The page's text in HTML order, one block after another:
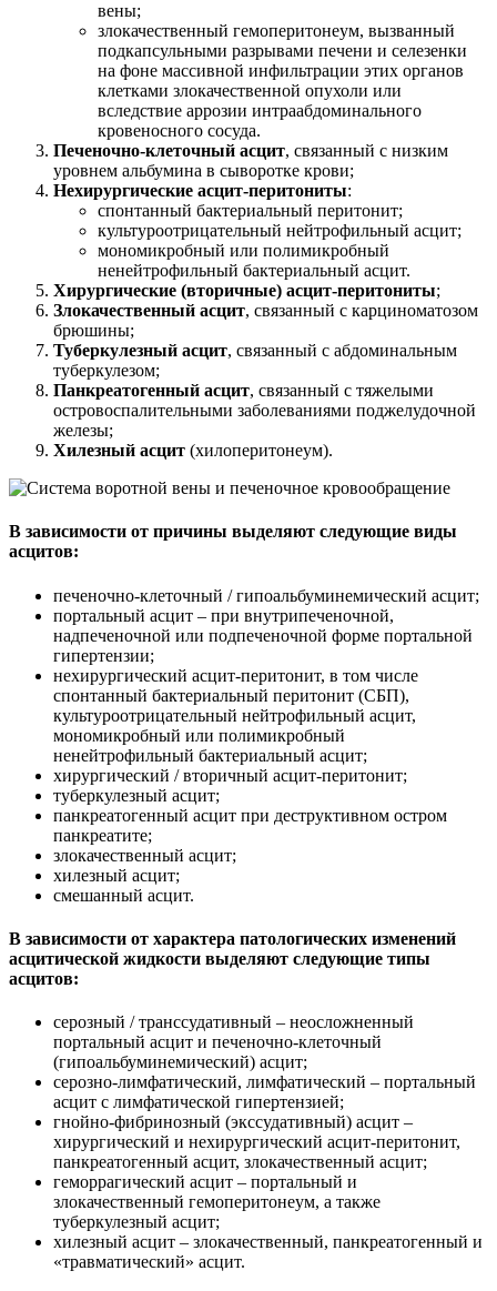
вены;
злокачественный гемоперитонеум, вызванный
подкапсульными разрывами печени и селезенки
на фоне массивной инфильтрации этих органов
клетками злокачественной опухоли или
вследствие аррозии интраабдоминального
кровеносного сосуда.
Печеночно-клеточный асцит, связанный с низким
уровнем альбумина в сыворотке крови;
Нехирургические асцит-перитониты:
спонтанный бактериальный перитонит;
культуроотрицательный нейтрофильный асцит;
мономикробный или полимикробный
ненейтрофильный бактериальный асцит.
Хирургические (вторичные) асцит-перитониты;
Злокачественный асцит, связанный с карциноматозом
брюшины;
Туберкулезный асцит, связанный с абдоминальным
туберкулезом;
Панкреатогенный асцит, связанный с тяжелыми
островоспалительными заболеваниями поджелудочной
железы;
Хилезный асцит (хилоперитонеум).
В зависимости от причины выделяют следующие виды
асцитов:
печеночно-клеточный / гипоальбуминемический асцит;
портальный асцит – при внутрипеченочной,
надпеченочной или подпеченочной форме портальной
гипертензии;
нехирургический асцит-перитонит, в том числе
спонтанный бактериальный перитонит (СБП),
культуроотрицательный нейтрофильный асцит,
мономикробный или полимикробный
ненейтрофильный бактериальный асцит;
хирургический / вторичный асцит-перитонит;
туберкулезный асцит;
панкреатогенный асцит при деструктивном остром
панкреатите;
злокачественный асцит;
хилезный асцит;
смешанный асцит.
В зависимости от характера патологических изменений
асцитической жидкости выделяют следующие типы
асцитов:
серозный / транссудативный – неосложненный
портальный асцит и печеночно-клеточный
(гипоальбуминемический) асцит;
серозно-лимфатический, лимфатический – портальный
асцит с лимфатической гипертензией;
гнойно-фибринозный (экссудативный) асцит –
хирургический и нехирургический асцит-перитонит,
панкреатогенный асцит, злокачественный асцит;
геморрагический асцит – портальный и
злокачественный гемоперитонеум, а также
туберкулезный асцит;
хилезный асцит – злокачественный, панкреатогенный и
«травматический» асцит.